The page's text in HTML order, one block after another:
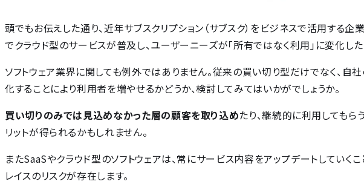
頭でもお伝えした通り、近年サブスクリプション（サブスク）をビジネスで活用する
でクラウド型のサービスが普及し、ユーザーニーズが「所有ではなく利用」に変化した
ソフトウェア業界に関しても例外ではありません。従来の買い切り型だけでなく、自
化することにより利用者を増やせるかどうか、検討してみてはいかがでしょうか。
買い切りのみでは見込めなかった層の顧客を取り込めたり、継続的に利用してもら
リットが得られるかもしれません。
またSaaSやクラウド型のソフトウェアは、常にサービス内容をアップデートしてい
レイスのリスクが存在します。